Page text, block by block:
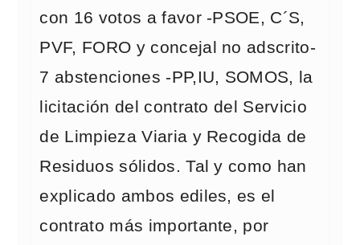
con 16 votos a favor -PSOE, C´S,
PVF, FORO y concejal no adscrito-
7 abstenciones -PP,IU, SOMOS, la
licitación del contrato del Servicio
de Limpieza Viaria y Recogida de
Residuos sólidos. Tal y como han
explicado ambos ediles, es el
contrato más importante, por